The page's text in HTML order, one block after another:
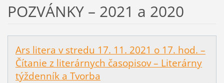
POZVÁNKY – 2021 a 2020
Ars litera v stredu 17. 11. 2021 o 17. hod. –
Čítanie z literárnych časopisov – Literárny
týždenník a Tvorba